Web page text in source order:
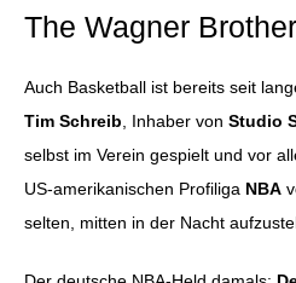
The Wagner
Auch Basketball ist bereits seit
Tim Schreib , Inhaber von Studio
selbst im Verein gespielt und vor
US-amerikanischen Profiliga NBA
selten, mitten in der Nacht